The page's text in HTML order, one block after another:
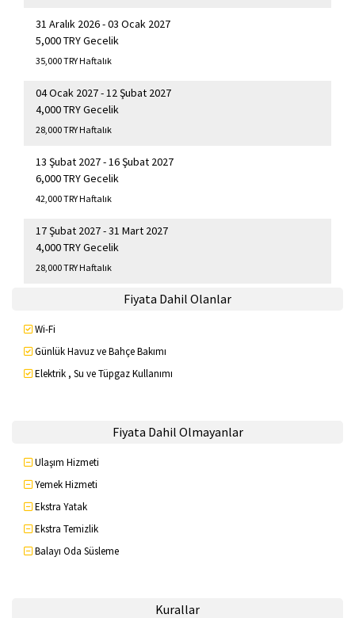
31 Aralık 2026 - 03 Ocak 2027
5,000 TRY Gecelik
35,000 TRY Haftalık
04 Ocak 2027 - 12 Şubat 2027
4,000 TRY Gecelik
28,000 TRY Haftalık
13 Şubat 2027 - 16 Şubat 2027
6,000 TRY Gecelik
42,000 TRY Haftalık
17 Şubat 2027 - 31 Mart 2027
4,000 TRY Gecelik
28,000 TRY Haftalık
Fiyata Dahil Olanlar
Wi-Fi
Günlük Havuz ve Bahçe Bakımı
Elektrik , Su ve Tüpgaz Kullanımı
Fiyata Dahil Olmayanlar
Ulaşım Hizmeti
Yemek Hizmeti
Ekstra Yatak
Ekstra Temizlik
Balayı Oda Süsleme
Kurallar